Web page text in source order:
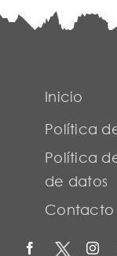
Inicio
Política
Política
de datos
Contacto